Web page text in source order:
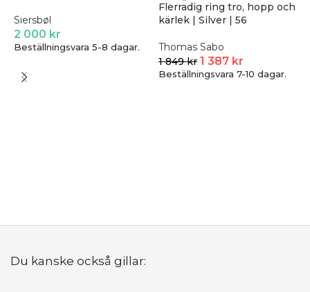
Siersbøl
2 000 kr
Beställningsvara 5-8 dagar.
Flerradig ring tro, hopp och
kärlek | Silver | 56
Thomas Sabo
1 849kr 1 387 kr
Beställningsvara 7-10 dagar.
Du kanske också gillar: